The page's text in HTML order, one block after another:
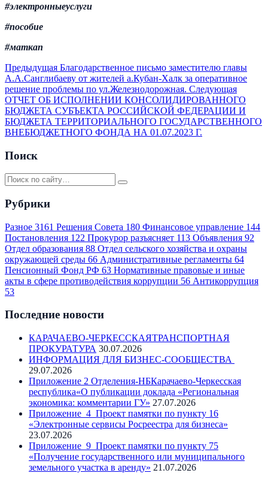
#электронныеуслуги
#пособие
#маткап
Предыдущая Благодарственное письмо заместителю главы
А.А.Санглибаеву от жителей а.Кубан-Халк за оперативное
решение проблемы по ул.Железнодорожная. Следующая
ОТЧЕТ ОБ ИСПОЛНЕНИИ КОНСОЛИДИРОВАННОГО
БЮДЖЕТА СУБЪЕКТА РОССИЙСКОЙ ФЕДЕРАЦИИ И
БЮДЖЕТА ТЕРРИТОРИАЛЬНОГО ГОСУДАРСТВЕННОГО
ВНЕБЮДЖЕТНОГО ФОНДА НА 01.07.2023 Г.
Поиск
Рубрики
Разное 3161 Решения Совета 180 Финансовое управление 144
Постановления 122 Прокурор разъясняет 113 Объявления 92
Отдел образования 88 Отдел сельского хозяйства и охраны
окружающей среды 66 Административные регламенты 64
Пенсионный Фонд РФ 63 Нормативные правовые и иные
акты в сфере противодействия коррупции 56 Антикоррупция
53
Последние новости
КАРАЧАЕВО-ЧЕРКЕССКАЯТРАНСПОРТНАЯ
ПРОКУРАТУРА 30.07.2026
ИНФОРМАЦИЯ ДЛЯ БИЗНЕС-СООБЩЕСТВА
29.07.2026
Приложение 2 Отделения-НБКарачаево-Черкесская
республика«О публикации доклада «Региональная
экономика: комментарии ГУ» 27.07.2026
Приложение_4_Проект памятки по пункту 16
«Электронные сервисы Росреестра для бизнеса»
23.07.2026
Приложение_9_Проект памятки по пункту 75
«Получение государственного или муниципального
земельного участка в аренду» 21.07.2026